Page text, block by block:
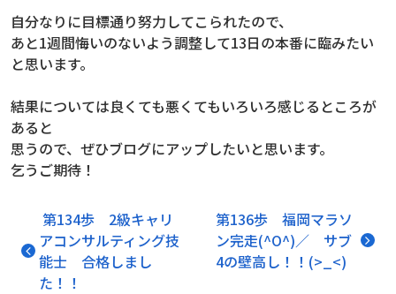
自分なりに目標通り努力してこられたので、
あと1週間悔いのないよう調整して13日の本番に臨みたい
と思います。
結果については良くても悪くてもいろいろ感じるところが
あると
思うので、ぜひブログにアップしたいと思います。
乞うご期待！
投稿ナビゲーション
第134歩 2級キャリ
アコンサルティング技
能士 合格しまし
た！！
第136歩 福岡マラソ
ン完走(^O^)／ サブ
4の壁高し！！(>_<)